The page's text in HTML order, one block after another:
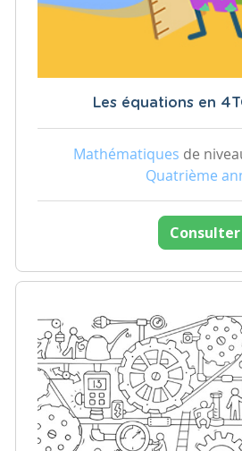
Les équations en
Mathématiques de
Quatrième
Consulter